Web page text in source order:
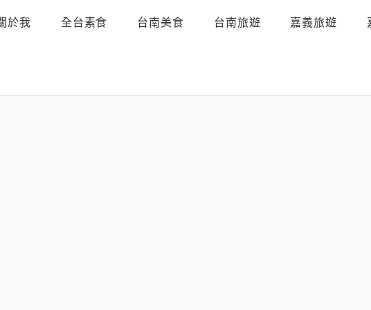
於我 全台素食 台南美食 台南旅遊 嘉義旅遊